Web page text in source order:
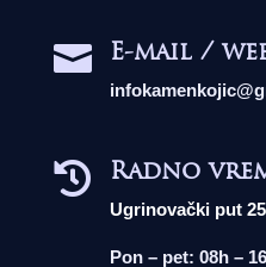
 E-mail /
 Radno
Ugrinovački put
Pon – pet: 08h –